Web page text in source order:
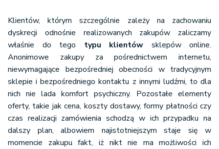
Klientów, którym szczególnie zależy na zachowaniu
dyskrecji odnośnie realizowanych zakupów zaliczamy
właśnie do tego typu klientów sklepów online.
Anonimowe zakupy za pośrednictwem internetu,
niewymagające bezpośredniej obecności w tradycyjnym
sklepie i bezpośredniego kontaktu z innymi ludźmi, to dla
nich nie lada komfort psychiczny. Pozostałe elementy
oferty, takie jak cena, koszty dostawy, formy płatności czy
czas realizacji zamówienia schodzą w ich przypadku na
dalszy plan, albowiem najistotniejszym staje się w
momencie zakupu fakt, iż nikt nie ma możliwości ich